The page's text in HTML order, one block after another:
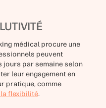
médical procure une
peuvent
jours par semaine selon
leur engagement en
pratique, comme
flexibilité.